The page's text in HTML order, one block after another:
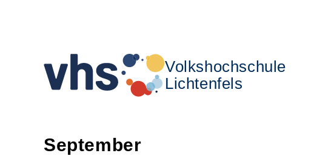
Volkshochschule
Lichtenfels
September